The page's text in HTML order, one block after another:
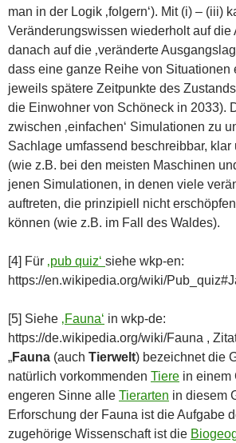
man in der Logik ‚folgern‘). Mit (i) – (iii)
Veränderungswissen wiederholt auf die
danach auf die ‚veränderte
dass eine ganze Reihe von Situationen
jeweils spätere Zeitpunkte des
die Einwohner von Schöneck in 2033).
zwischen ‚einfachen‘ Simulationen zu
Sachlage umfassend beschreibbar, klar
(wie z.B. bei den meisten Maschinen
jenen Simulationen, in denen viele
auftreten, die prinzipiell nicht
können (wie z.B. im Fall des Waldes).
[4] Für ‚pub quiz‘ siehe wkp-en:
https://en.wikipedia.org/wiki/
[5] Siehe ‚Fauna‘ in wkp-de:
https://de.wikipedia.org/wiki/Fauna ,
„Fauna (auch Tierwelt) bezeichnet die
natürlich vorkommenden Tiere in einem
engeren Sinne alle Tierarten in diesem
Erforschung der Fauna ist die Aufgabe
zugehörige Wissenschaft ist die